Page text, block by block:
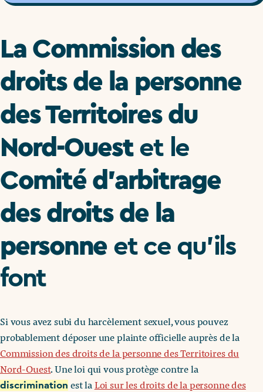
La Commission des
droits de la personne
des Territoires du
Nord-Ouestet le
Comité d’arbitrage
des droits de la
personneet ce qu’ils
font
Si vous avez subi du harcèlement sexuel, vous pouvez
probablement déposer une plainte officielle auprès de la
Commission des droits de la personne des Territoires du
Nord-Ouest. Une loi qui vous protège contre la
discrimination est la Loi sur les droits de la personne des